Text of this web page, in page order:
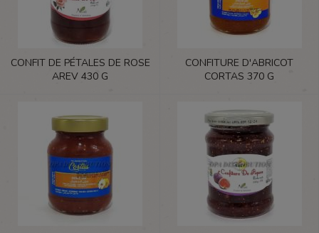
CONFIT DE PÉTALES DE ROSE
AREV 430 G
CONFITURE D'ABRICOT
CORTAS 370 G